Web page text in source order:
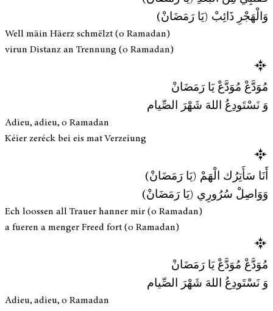
وَالْهَجْرِ ذَائِبْ (يَا رَمَضَانْ)
Well mäin Häerz schmëlzt (o Ramadan)
virun Distanz an Trennung (o Ramadan)
مُوَدَّعْ مُوَدَّعْ يَا رَمَضَانْ
وَ نَسْتَودِعُ اللهَ شَهْرَ الصِّيام
Adieu, adieu, o Ramadan
Kéier zeréck bei eis mat Verzeiung
أَنَا سَأَتِرُك الْهَمْ (يَا رَمَضَانْ)
وَوَاصِلْ سُرُورِي (يَا رَمَضَانْ)
Ech loossen all Trauer hanner mir (o Ramadan)
a fueren a menger Freed fort (o Ramadan)
مُوَدَّعْ مُوَدَّعْ يَا رَمَضَانْ
وَ نَسْتَودِعُ اللهَ شَهْرَ الصِّيام
Adieu, adieu, o Ramadan